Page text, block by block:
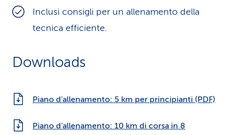
z
i
Inclusi consigli per un allenamento della
tecnica efficiente.
Downloads
Piano d'allenamento: 5 km per principianti (PDF)
Piano d'allenamento: 10 km di corsa in 8